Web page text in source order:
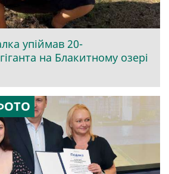
упіймав 20-
на Блакитному озері